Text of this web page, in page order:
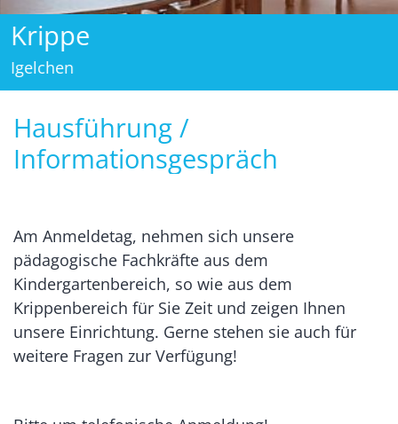
Krippe
Igelchen
Hausführung /
Informationsgespräch
Am Anmeldetag, nehmen sich unsere
pädagogische Fachkräfte aus dem
Kindergartenbereich, so wie aus dem
Krippenbereich für Sie Zeit und zeigen Ihnen
unsere Einrichtung. Gerne stehen sie auch für
weitere Fragen zur Verfügung!